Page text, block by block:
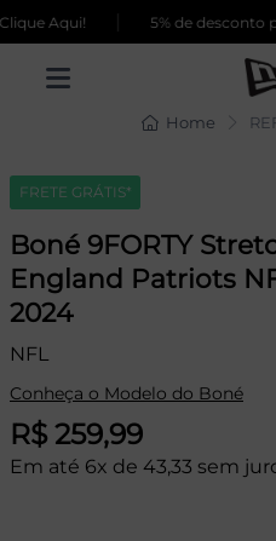
Aqui! 5% de desconto
Home
FRETE GRÁTIS*
Boné 9FORTY
England Patriots
2024
NFL
Conheça o Modelo do Boné
R$ 259,99
Em até 6x de 43,33 sem